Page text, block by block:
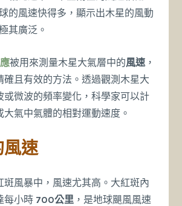
的風速快得多，顯示出木星的風動
其廣泛。
被用來測量木星大氣層中的風速 ，
確且有效的方法。透過觀測木星大
或微波的頻率變化，科學家可以計
氣中氣體的相對運動速度。
風速
斑風暴中，風速尤其高。大紅斑內
每小時 700公里 ，是地球颶風風速